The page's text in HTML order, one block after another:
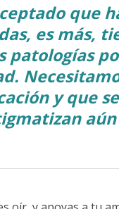
que
es más,
patologías
y que